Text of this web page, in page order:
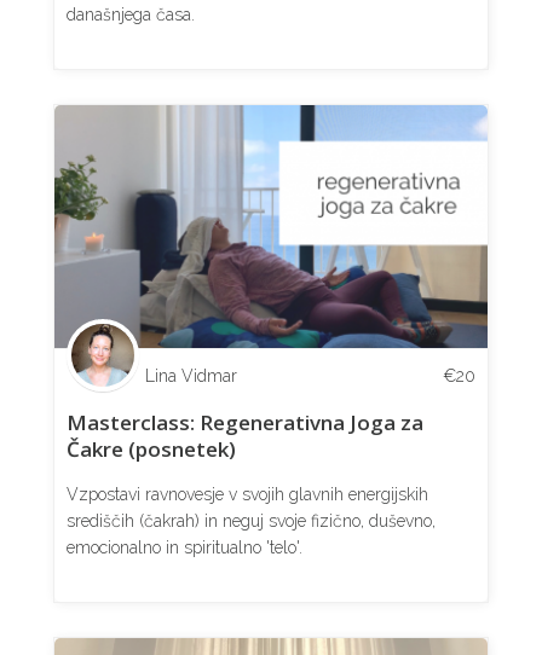
današnjega časa.
Lina Vidmar €20
Masterclass: Regenerativna Joga za
Čakre (posnetek)
Vzpostavi ravnovesje v svojih glavnih energijskih
središčih (čakrah) in neguj svoje fizično, duševno,
emocionalno in spiritualno 'telo'.